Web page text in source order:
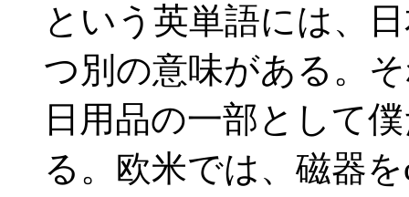
という英単語には、
つ別の意味がある。
日用品の一部として
る。欧米では、磁器